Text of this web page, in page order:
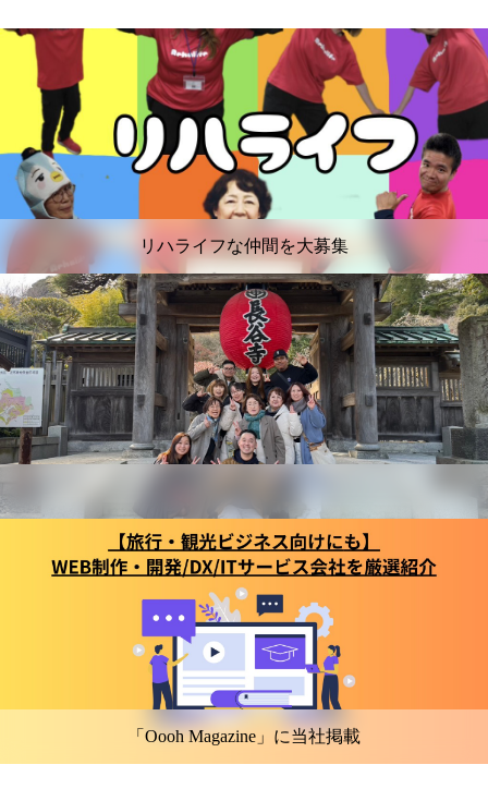
リハライフな仲間を大募集
「Oooh Magazine」に当社掲載